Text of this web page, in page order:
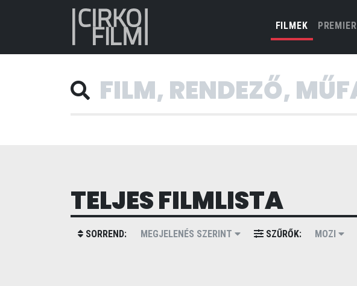
FILMEK(CURRENT)
PREMIER
TELJES FILMLISTA
SORREND: MEGJELENÉS SZERINT SZŰRŐK: MOZI